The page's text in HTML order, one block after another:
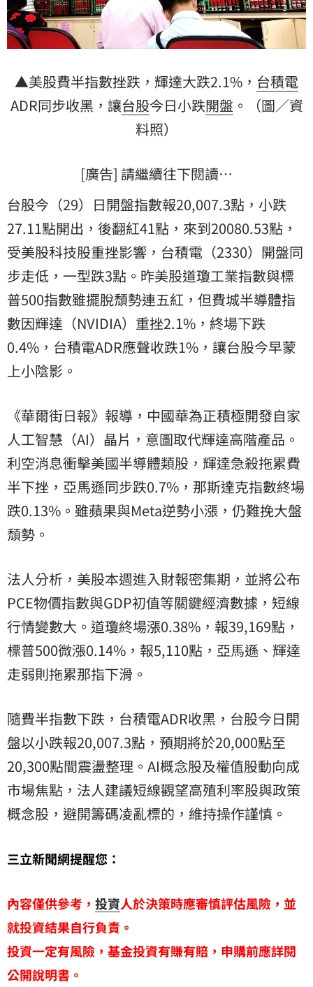
▲美股費半指數挫跌，輝達大跌2.1%， 台積電
ADR同步收黑，讓台股今日小跌開盤 。（圖／資
料照）
[廣告] 請繼續往下閱讀…
台股今（29）日開盤指數報20,007.3點，小跌
27.11點開出，後翻紅41點，來到20080.53點，
受美股科技股重挫影響，台積電（2330）開盤同
步走低，一型跌3點。昨美股道瓊工業指數與標
普500指數雖擺脫頹勢連五紅，但費城半導體指
數因輝達（NVIDIA）重挫2.1%，終場下跌
0.4%，台積電ADR應聲收跌1%，讓台股今早蒙
上小陰影。
《華爾街日報》報導，中國華為正積極開發自家
人工智慧（AI）晶片，意圖取代輝達高階產品。
利空消息衝擊美國半導體類股，輝達急殺拖累費
半下挫，亞馬遜同步跌0.7%，那斯達克指數終場
跌0.13%。雖蘋果與Meta逆勢小漲，仍難挽大盤
頹勢。
法人分析，美股本週進入財報密集期，並將公布
PCE物價指數與GDP初值等關鍵經濟數據，短線
行情變數大。道瓊終場漲0.38%，報39,169點，
標普500微漲0.14%，報5,110點，亞馬遜、輝達
走弱則拖累那指下滑。
隨費半指數下跌，台積電ADR收黑，台股今日開
盤以小跌報20,007.3點，預期將於20,000點至
20,300點間震盪整理。AI概念股及權值股動向成
市場焦點，法人建議短線觀望高殖利率股與政策
概念股，避開籌碼凌亂標的，維持操作謹慎。
三立新聞網提醒您：
內容僅供參考， 投資人於決策時應審慎評估風險，並
就投資結果自行負責。
投資一定有風險，基金投資有賺有賠，申購前應詳閱
公開說明書。